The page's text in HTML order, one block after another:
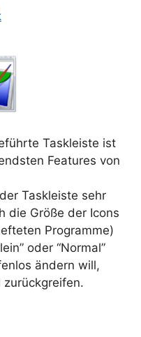
Taskleiste ist
Features von
Taskleiste sehr
die Größe der Icons
Programme)
oder “Normal”
ändern will,
zurückgreifen.